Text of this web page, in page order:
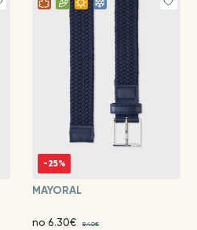
-25%
MAYORAL
no 6.30€ 8.40€